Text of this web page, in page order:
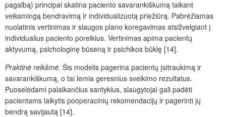
pagalbą) principai skatina paciento savarankiškumą taikant
veiksmingą bendravimą ir individualizuotą priežiūrą. Pabrėžiamas
nuolatinis vertinimas ir slaugos plano koregavimas atsižvelgiant į
individualius paciento poreikius. Vertinimas apima pacientų
aktyvumą, psichologinę būseną ir psichikos būklę [14].
Praktinė reikšmė. Šis modelis pagerina pacientų įsitraukimą ir
savarankiškumą, o tai lemia geresnius sveikimo rezultatus.
Puoselėdami palaikančius santykius, slaugytojai gali padėti
pacientams laikytis pooperacinių rekomendacijų ir pagerinti jų
bendrą savijautą [14].